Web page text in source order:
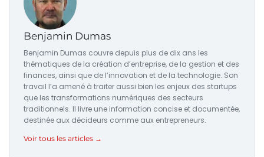
Benjamin Dumas
Benjamin Dumas couvre depuis plus de dix ans les
thématiques de la création d’entreprise, de la gestion et des
finances, ainsi que de l’innovation et de la technologie. Son
travail l’a amené à traiter aussi bien les enjeux des startups
que les transformations numériques des secteurs
traditionnels. Il livre une information concise et documentée,
destinée aux décideurs comme aux entrepreneurs.
Voir tous les articles →